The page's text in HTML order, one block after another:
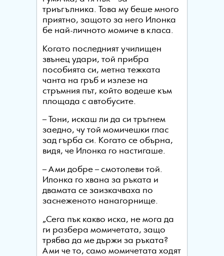
триъгълника. Това му беше много
приятно, защото за него Илонка
бе най-личното момиче в класа.
Когато последният училищен
звънец удари, той прибра
пособията си, метна тежката
чанта на гръб и излезе на
стръмния път, който водеше към
площада с автобусите.
– Тони, искаш ли да си тръгнем
заедно, чу той момичешки глас
зад гърба си. Когато се обърна,
видя, че Илонка го настигаше.
– Ами добре – смотолеви той.
Илонка го хвана за ръката и
двамата се заизкачваха по
заснеженото нанагорнище.
„Сега пък какво иска, не мога да
ги разбера момичетата, защо
трябва да ме държи за ръката?
Ами че то, само момичетата ходят